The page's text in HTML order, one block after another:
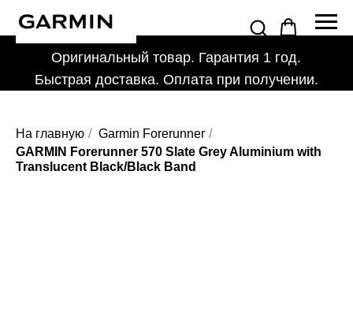
Оригинальный товар. Гарантия 1 год.
Быстрая доставка. Оплата при получении.
На главную / Garmin Forerunner /
GARMIN Forerunner 570 Slate Grey Aluminium with
Translucent Black/Black Band